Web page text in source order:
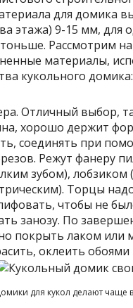
для домика
этажа) 9-15 мм, для
Рассмотрим
материалы,
кукольного домика:
Отличный выбор,
хорошо держит
соединять при
Режут фанеру
зубом), лобзиком
Торцы
чтобы не
занозу. По
покрыть лаком или
оклеить обоями
для кукол делают чаще